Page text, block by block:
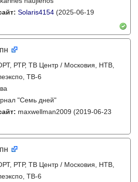
Solaris4154 (2025-06-19
РТР, ТВ Центр / Московия, НТВ,
ТВ-6
"Семь дней"
maxwellman2009 (2019-06-23
РТР, ТВ Центр / Московия, НТВ,
ТВ-6